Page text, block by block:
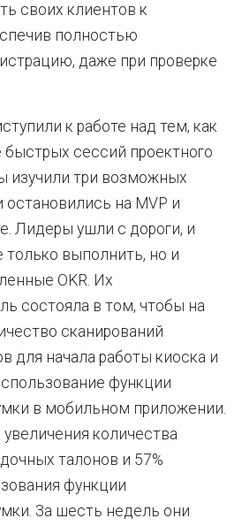
своих клиентов к
полностью
даже при проверке
к работе над тем, как
быстрых сессий проектного
три возможных
на MVP и
Лидеры ушли с дороги, и
выполнить, но и
OKR. Их
состояла в том, чтобы на
сканирований
для начала работы киоска и
функции
в мобильном приложении.
количества
талонов и 57%
функции
За шесть недель они